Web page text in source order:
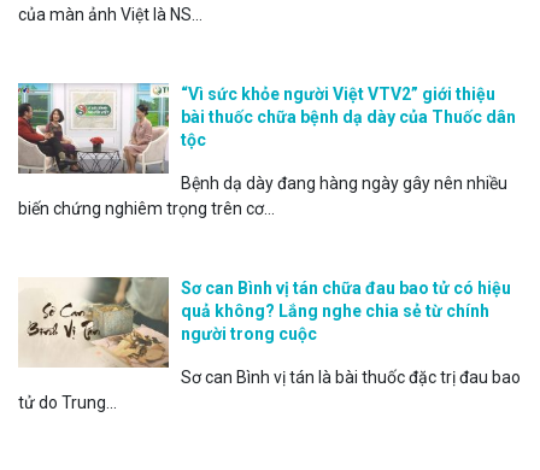
của màn ảnh Việt là NS...
“Vì sức khỏe người Việt VTV2” giới thiệu
bài thuốc chữa bệnh dạ dày của Thuốc dân
tộc
Bệnh dạ dày đang hàng ngày gây nên nhiều
biến chứng nghiêm trọng trên cơ...
Sơ can Bình vị tán chữa đau bao tử có hiệu
quả không? Lắng nghe chia sẻ từ chính
người trong cuộc
Sơ can Bình vị tán là bài thuốc đặc trị đau bao
tử do Trung...